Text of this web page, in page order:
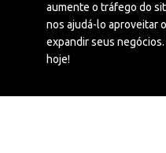
aumente o tráfego do
nos ajudá-lo aproveitar
expandir seus negócios.
hoje!